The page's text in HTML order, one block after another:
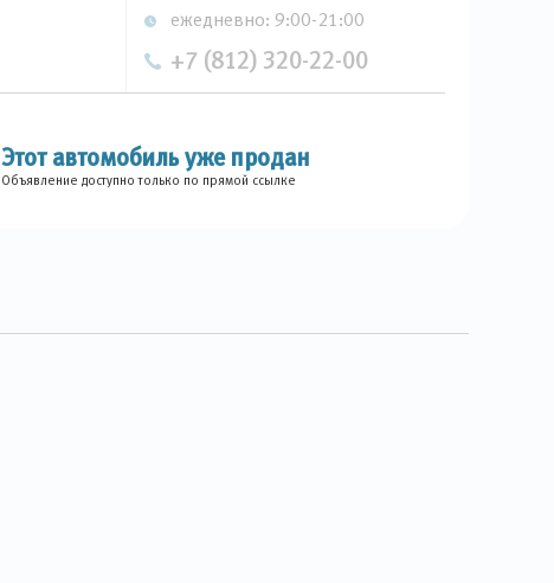
ежедневно: 9:00-21:00
+7 (812) 320-22-00
Этот автомобиль уже продан
Объявление доступно только по прямой ссылке